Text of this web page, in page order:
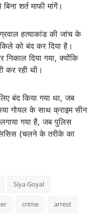
शर्त माफी मांगें।
हत्याकांड की जांच के
को बंद कर दिया है।
निकाल दिया गया, क्योंकि
कर रही थी।
बंद किया गया था, जब
गोयल के साथ क्राइम सीन
गया है, जब पुलिस
(चलने के तरीके का
Siya Goyal
crime arrest